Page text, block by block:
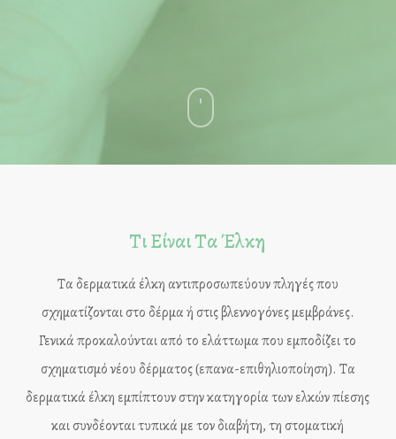
Τι Είναι Τα Έλκη
Τα δερματικά έλκη αντιπροσωπεύουν πληγές που
σχηματίζονται στο δέρμα ή στις βλεννογόνες μεμβράνες.
Γενικά προκαλούνται από το ελάττωμα που εμποδίζει το
σχηματισμό νέου δέρματος (επανα-επιθηλιοποίηση). Τα
δερματικά έλκη εμπίπτουν στην κατηγορία των ελκών πίεσης
και συνδέονται τυπικά με τον διαβήτη, τη στοματική